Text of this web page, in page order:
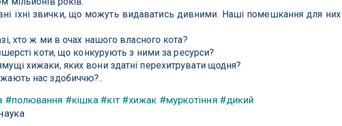
їхні звички, що можуть видаватись дивними. Наші помешкання для
хто ж ми в очах нашого власного кота?
коти, що конкурують з ними за ресурси?
хижаки, яких вони здатні перехитрувати щодня?
нас здобиччю?..
#полювання #кішка #кіт #хижак #муркотіння #дикий